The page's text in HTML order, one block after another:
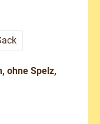
ohne Spelz,